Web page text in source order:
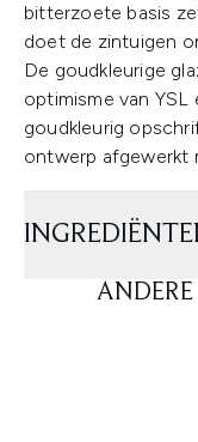
bitterzoete basis
doet de zintuigen
De goudkleurige
optimisme van
goudkleurig
ontwerp afgewerkt